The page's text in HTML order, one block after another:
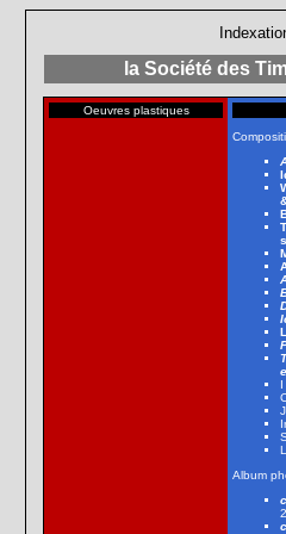
la Société des
Oeuvres plastiques
Album